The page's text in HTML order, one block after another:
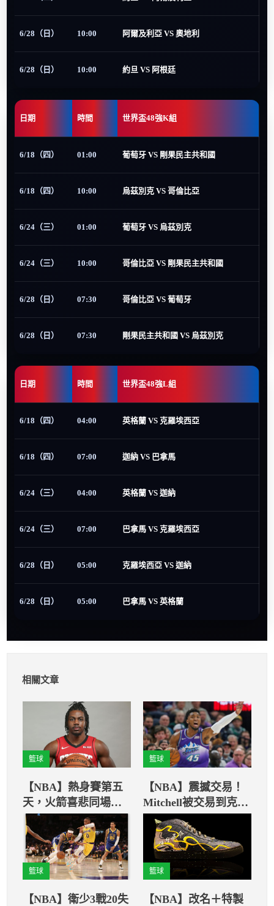
6/28（日） 10:00 阿爾及利亞 VS 奧地利
6/28（日） 10:00 約旦 VS 阿根廷
日期 時間 世界盃48強K組
6/18（四） 01:00 葡萄牙 VS 剛果民主共和國
6/18（四） 10:00 烏茲別克 VS 哥倫比亞
6/24（三） 01:00 葡萄牙 VS 烏茲別克
6/24（三） 10:00 哥倫比亞 VS 剛果民主共和國
6/28（日） 07:30 哥倫比亞 VS 葡萄牙
6/28（日） 07:30 剛果民主共和國 VS 烏茲別克
日期 時間 世界盃48強L組
6/18（四） 04:00 英格蘭 VS 克羅埃西亞
6/18（四） 07:00 迦納 VS 巴拿馬
6/24（三） 04:00 英格蘭 VS 迦納
6/24（三） 07:00 巴拿馬 VS 克羅埃西亞
6/28（日） 05:00 克羅埃西亞 VS 迦納
6/28（日） 05:00 巴拿馬 VS 英格蘭
相關文章
籃球
【NBA】熱身賽第五
天，火箭喜悲同場上
映
籃球
【NBA】震撼交易！
Mitchell被交易到克里
夫蘭騎士讓人意外
籃球
【NBA】衛少3戰20失
籃球
【NBA】改名＋特製